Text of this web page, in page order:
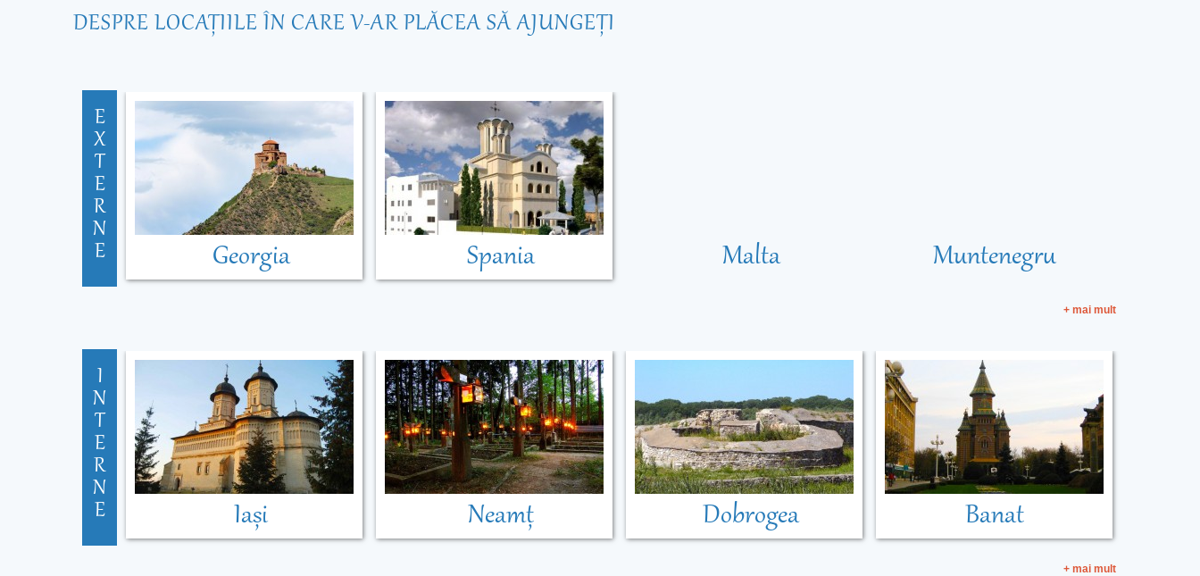
DESPRE LOCAŢIILE ÎN CARE V-AR PLĂCEA SĂ AJUNGEŢI
E
X
T
E
R
N
E
Georgia Spania Malta Muntenegru
+ mai mult
I
N
T
E
R
N
E
Iași Neamț Dobrogea Banat
+ mai mult